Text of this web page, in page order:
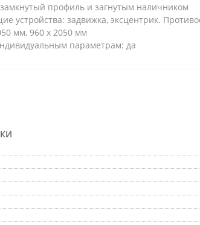
профиль и загнутым наличником
устройства: задвижка, эксцентрик.
мм, 960 x 2050 мм
параметрам: да